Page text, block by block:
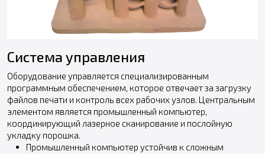
Система управления
Оборудование управляется специализированным
программным обеспечением, которое отвечает за загрузку
файлов печати и контроль всех рабочих узлов. Центральным
элементом является промышленный компьютер,
координирующий лазерное сканирование и послойную
укладку порошка.
Промышленный компьютер устойчив к сложным